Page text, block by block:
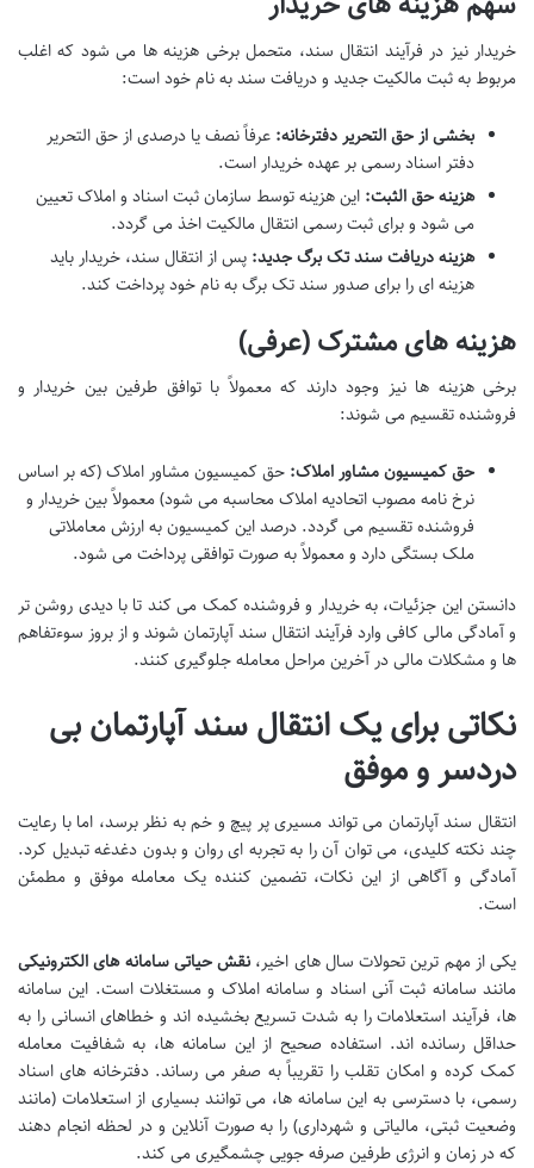
خریدار نیز در فرآیند انتقال سند، متحمل برخی هزینه ها می شود که اغلب
مربوط به ثبت مالکیت جدید و دریافت سند به نام خود است:
بخشی از حق التحریر دفترخانه: عرفاً نصف یا درصدی از حق التحریر
دفتر اسناد رسمی بر عهده خریدار است.
هزینه حق الثبت: این هزینه توسط سازمان ثبت اسناد و املاک تعیین
می شود و برای ثبت رسمی انتقال مالکیت اخذ می گردد.
هزینه دریافت سند تک برگ جدید: پس از انتقال سند، خریدار باید
هزینه ای را برای صدور سند تک برگ به نام خود پرداخت کند.
هزینه های مشترک (عرفی)
برخی هزینه ها نیز وجود دارند که معمولاً با توافق طرفین بین خریدار و
فروشنده تقسیم می شوند:
حق کمیسیون مشاور املاک: حق کمیسیون مشاور املاک (که بر اساس
نرخ نامه مصوب اتحادیه املاک محاسبه می شود) معمولاً بین خریدار و
فروشنده تقسیم می گردد. درصد این کمیسیون به ارزش معاملاتی
ملک بستگی دارد و معمولاً به صورت توافقی پرداخت می شود.
دانستن این جزئیات، به خریدار و فروشنده کمک می کند تا با دیدی روشن تر
و آمادگی مالی کافی وارد فرآیند انتقال سند آپارتمان شوند و از بروز سوءتفاهم
ها و مشکلات مالی در آخرین مراحل معامله جلوگیری کنند.
نکاتی برای یک انتقال سند آپارتمان بی
دردسر و موفق
انتقال سند آپارتمان می تواند مسیری پر پیچ و خم به نظر برسد، اما با رعایت
چند نکته کلیدی، می توان آن را به تجربه ای روان و بدون دغدغه تبدیل کرد.
آمادگی و آگاهی از این نکات، تضمین کننده یک معامله موفق و مطمئن
است.
یکی از مهم ترین تحولات سال های اخیر، نقش حیاتی سامانه های الکترونیکی
مانند سامانه ثبت آنی اسناد و سامانه املاک و مستغلات است. این سامانه
ها، فرآیند استعلامات را به شدت تسریع بخشیده اند و خطاهای انسانی را به
حداقل رسانده اند. استفاده صحیح از این سامانه ها، به شفافیت معامله
کمک کرده و امکان تقلب را تقریباً به صفر می رساند. دفترخانه های اسناد
رسمی، با دسترسی به این سامانه ها، می توانند بسیاری از استعلامات (مانند
وضعیت ثبتی، مالیاتی و شهرداری) را به صورت آنلاین و در لحظه انجام دهند
که در زمان و انرژی طرفین صرفه جویی چشمگیری می کند.